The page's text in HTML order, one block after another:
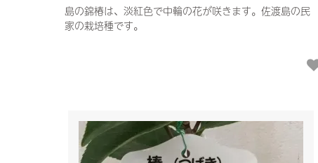
島の錦椿は、淡紅色で中輪の花が咲きます。佐渡島の民
家の栽培種です。